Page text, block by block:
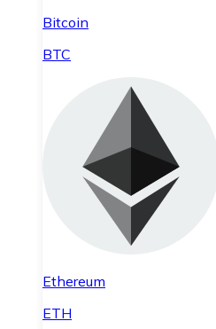
Bitcoin
BTC
Ethereum
ETH